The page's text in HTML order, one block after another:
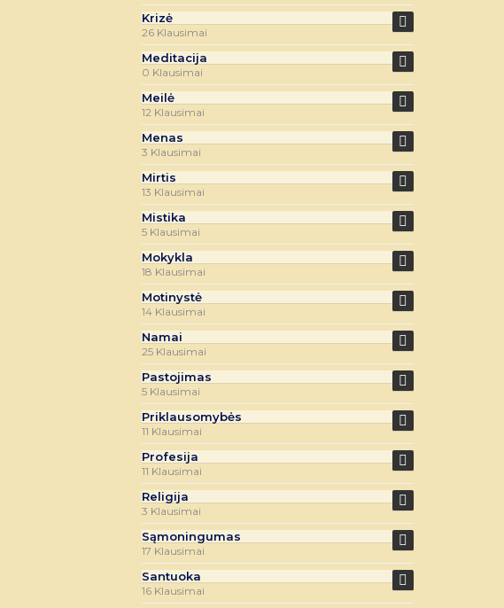
Krizė
26 Klausimai
Meditacija
0 Klausimai
Meilė
12 Klausimai
Menas
3 Klausimai
Mirtis
13 Klausimai
Mistika
5 Klausimai
Mokykla
18 Klausimai
Motinystė
14 Klausimai
Namai
25 Klausimai
Pastojimas
5 Klausimai
Priklausomybės
11 Klausimai
Profesija
11 Klausimai
Religija
3 Klausimai
Sąmoningumas
17 Klausimai
Santuoka
16 Klausimai